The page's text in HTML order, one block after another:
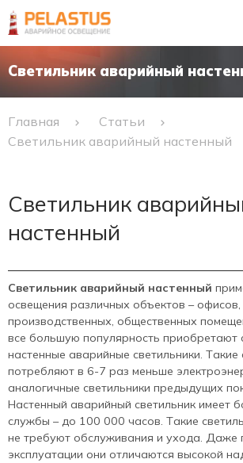
Светильник аварийный
Главная
Статьи
Светильник аварийный настенный
Светильник
настенный
Светильник аварийный настенный
освещения различных объектов – офисов,
производственных, общественных
все большую популярность приобретают
настенные аварийные светильники. Такие
потребляют в 6-7 раз меньше
аналогичные светильники предыдущих
Настенный аварийный светильник имеет
службы – до 100 000 часов. Такие
не требуют обслуживания и ухода. Даже
эксплуатации они отличаются высокой